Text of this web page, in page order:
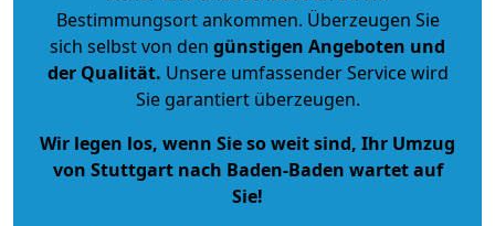
Bestimmungsort ankommen. Überzeugen Sie
sich selbst von den günstigen Angeboten und
der Qualität. Unsere umfassender Service wird
Sie garantiert überzeugen.
Wir legen los, wenn Sie so weit sind, Ihr Umzug
von Stuttgart nach Baden-Baden wartet auf
Sie!